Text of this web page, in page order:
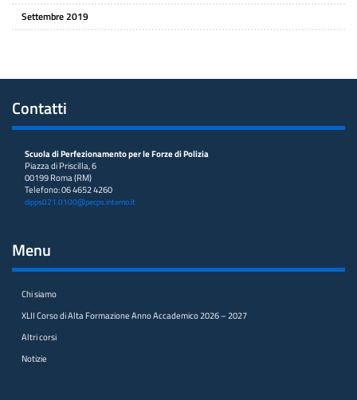
Settembre 2019
Contatti
Scuola di Perfezionamento per le Forze di Polizia
Piazza di Priscilla, 6
00199 Roma (RM)
Telefono: 06 4652 4260
dipps021.0100@pecps.interno.it
Menu
Chi siamo
XLII Corso di Alta Formazione Anno Accademico 2026 – 2027
Altri corsi
Notizie